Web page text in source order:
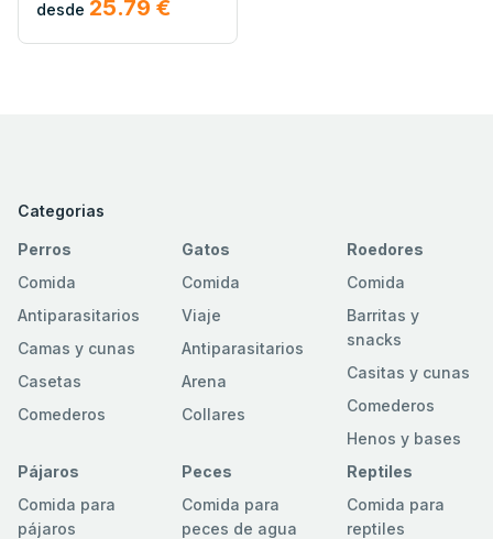
desde 25.79 €
Categorias
Perros
Comida
Antiparasitarios
Camas y cunas
Casetas
Comederos
Gatos
Comida
Viaje
Antiparasitarios
Arena
Collares
Roedores
Comida
Barritas y
snacks
Casitas y cunas
Comederos
Henos y bases
Pájaros
Comida para
pájaros
Peces
Comida para
peces de agua
Reptiles
Comida para
reptiles